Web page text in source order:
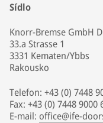
Sídlo
Knorr-Bremse GmbH
33.a Strasse 1
3331 Kematen/Ybbs
Rakousko
Telefon: +43 (0) 7448
Fax: +43 (0) 7448 9000
E-mail: office@ife-